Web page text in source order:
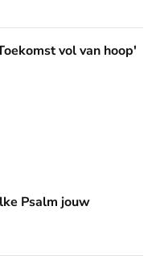
hoop' op de radio
vol van hoop'
voorkeur heeft!
Psalm jouw